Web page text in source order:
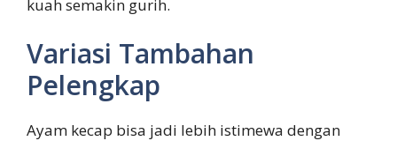
kuah semakin gurih.
Variasi Tambahan
Pelengkap
Ayam kecap bisa jadi lebih istimewa dengan